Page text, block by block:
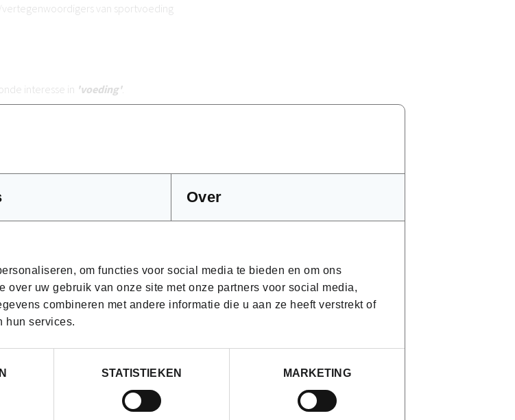
Over
om functies voor social media te bieden en om ons
uw gebruik van onze site met onze partners voor social media,
combineren met andere informatie die u aan ze heeft verstrekt of
hun services.
STATISTIEKEN MARKETING
van sportvoeding
interesse in 'voeding'.
- fysieke activiteit - verschillende energiesystemen
bepalen
per type sport (duursport - krachtsport - teamsport)
ligt de grens tussen legaal en doping?
gewichtsklassen
bij kinderen
situaties (hitte - stages - buitenland)